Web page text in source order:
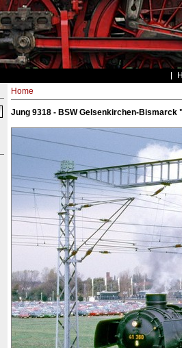
Home
Jung 9318 - BSW Gelsenkirchen-Bismarck